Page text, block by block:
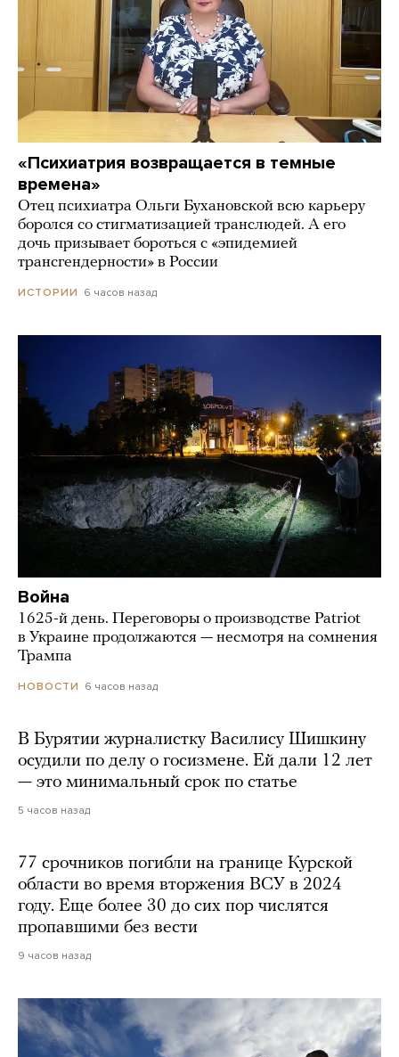
«Психиатрия возвращается в темные
времена»
Отец психиатра Ольги Бухановской всю карьеру
боролся со стигматизацией транслюдей. А его
дочь призывает бороться с «эпидемией
трансгендерности» в России
ИСТОРИИ 6 часов назад
Война
1625-й день. Переговоры о производстве Patriot
в Украине продолжаются — несмотря на сомнения
Трампа
НОВОСТИ 6 часов назад
В Бурятии журналистку Василису Шишкину
осудили по делу о госизмене. Ей дали 12 лет
— это минимальный срок по статье
5 часов назад
77 срочников погибли на границе Курской
области во время вторжения ВСУ в 2024
году. Еще более 30 до сих пор числятся
пропавшими без вести
9 часов назад